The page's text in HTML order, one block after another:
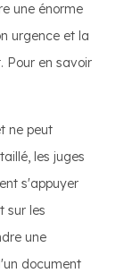
une énorme
urgence et la
Pour en savoir
ne peut
les juges
s'appuyer
sur les
une
document